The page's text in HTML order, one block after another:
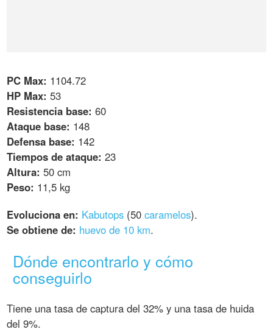
PC Max: 1104.72
HP Max: 53
Resistencia base: 60
Ataque base: 148
Defensa base: 142
Tiempos de ataque: 23
Altura: 50 cm
Peso: 11,5 kg
Evoluciona en: Kabutops (50caramelos).
Se obtiene de: huevo de 10 km.
Dónde encontrarlo y cómo
conseguirlo
Tiene una tasa de captura del 32% y una tasa de huida
del 9%.